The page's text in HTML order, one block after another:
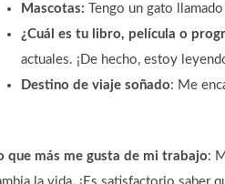
Mascotas: Tengo un gato
¿Cuál es tu libro, película o
actuales. ¡De hecho, estoy
Destino de viaje soñado: Me
que más me gusta de mi trabajo: